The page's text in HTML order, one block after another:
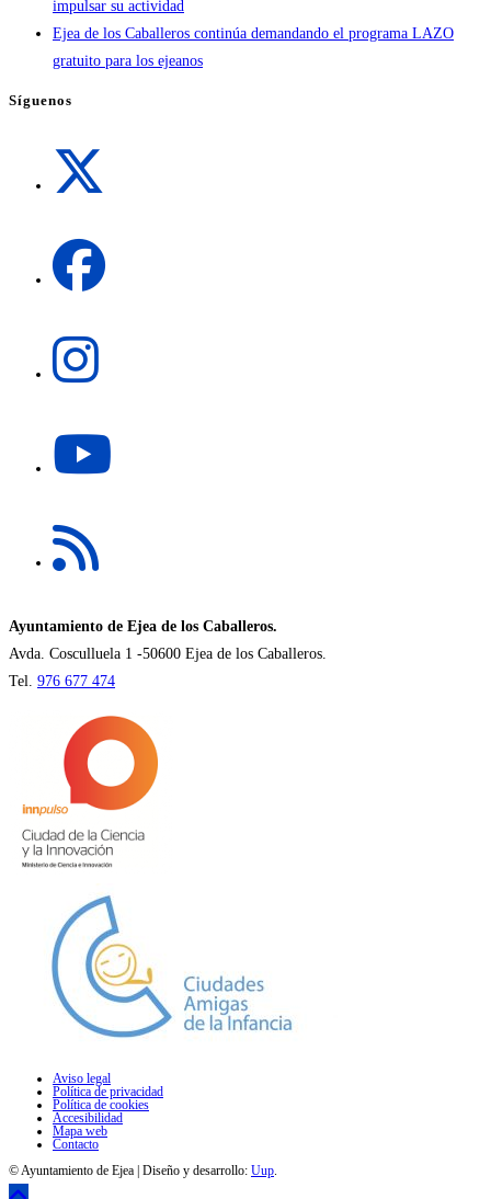
impulsar su actividad
Ejea de los Caballeros continúa demandando el programa LAZO
gratuito para los ejeanos
Síguenos
pestaña
abre
abre
nueva
pestaña
en
nueva
pestaña
Ayuntamiento de Ejea de los Caballeros.
Avda. Cosculluela 1 -50600 Ejea de los Caballeros.
Tel. 976 677 474
Aviso legal
Política de privacidad
Política de cookies
Accesibilidad
Mapa web
Contacto
© Ayuntamiento de Ejea | Diseño y desarrollo: Uup.